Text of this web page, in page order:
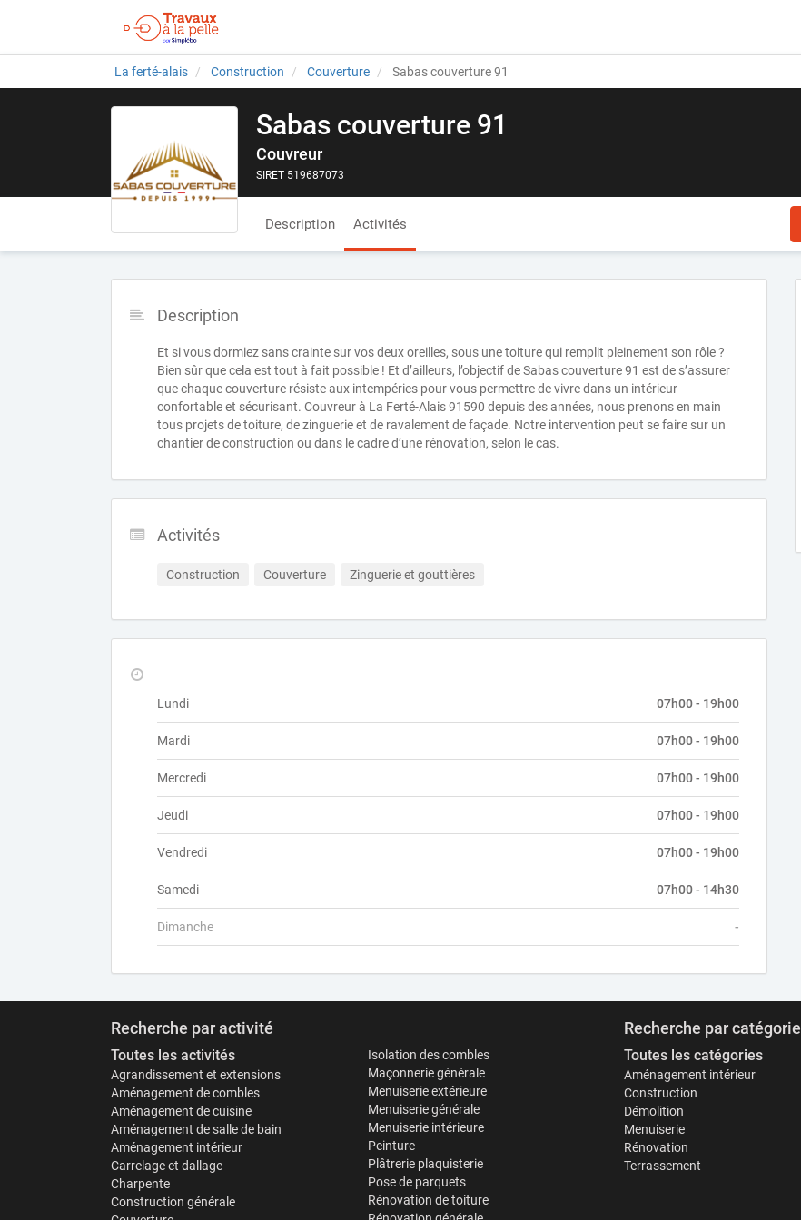
La ferté-alais Construction Couverture Sabas couverture 91
Sabas couverture 91
Couvreur
SIRET 519687073
Description Activités
Description
Et si vous dormiez sans crainte sur vos deux oreilles, sous une toiture qui remplit pleinement son rôle ?
Bien sûr que cela est tout à fait possible ! Et d’ailleurs, l’objectif de Sabas couverture 91 est de s’assurer
que chaque couverture résiste aux intempéries pour vous permettre de vivre dans un intérieur
confortable et sécurisant. Couvreur à La Ferté-Alais 91590 depuis des années, nous prenons en main
tous projets de toiture, de zinguerie et de ravalement de façade. Notre intervention peut se faire sur un
chantier de construction ou dans le cadre d’une rénovation, selon le cas.
Activités
Construction Couverture Zinguerie et gouttières
Lundi 07h00 - 19h00
Mardi 07h00 - 19h00
Mercredi 07h00 - 19h00
Jeudi 07h00 - 19h00
Vendredi 07h00 - 19h00
Samedi 07h00 - 14h30
Dimanche -
Recherche par activité
Toutes les activités
Agrandissement et extensions
Aménagement de combles
Aménagement de cuisine
Aménagement de salle de bain
Aménagement intérieur
Carrelage et dallage
Charpente
Construction générale
Isolation des combles
Maçonnerie générale
Menuiserie extérieure
Menuiserie générale
Menuiserie intérieure
Peinture
Plâtrerie plaquisterie
Pose de parquets
Rénovation de toiture
Recherche par catégorie
Toutes les catégories
Aménagement intérieur
Construction
Démolition
Menuiserie
Rénovation
Terrassement